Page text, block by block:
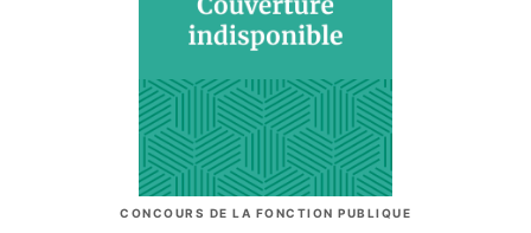
CONCOURS DE LA FONCTION PUBLIQUE